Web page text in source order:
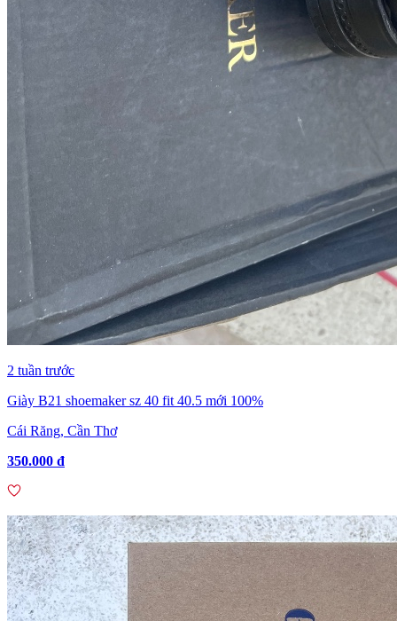
2 tuần trước
Giày B21 shoemaker sz 40 fit 40.5 mới 100%
Cái Răng, Cần Thơ
350.000 đ